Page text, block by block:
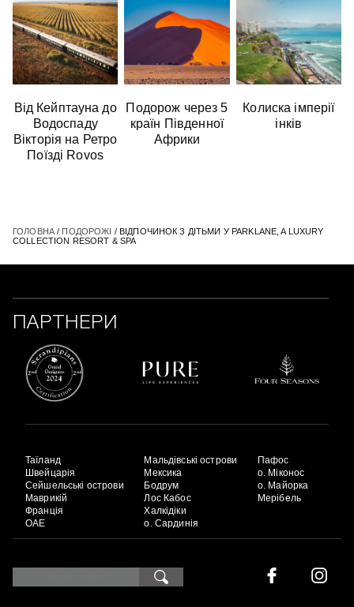
Від Кейптауна до
Водоспаду
Вікторія на Ретро
Поїзді Rovos
Подорож через 5
країн Південної
Африки
Колиска імперії
інків
ГОЛОВНА/ ПОДОРОЖІ / ВІДПОЧИНОК З ДІТЬМИ У PARKLANE, A LUXURY
COLLECTION RESORT & SPA
ПАРТНЕРИ
Таїланд
Швейцарія
Сейшельські острови
Маврикій
Франція
ОАЕ
Мальдівські острови
Мексика
Бодрум
Лос Кабос
Халкідіки
о. Сардинія
Пафос
о. Міконос
о. Майорка
Мерібель